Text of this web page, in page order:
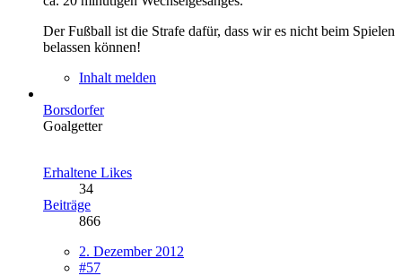
Der Fußball ist die Strafe dafür, dass wir es nicht beim Spielen
belassen können!
Inhalt melden
Borsdorfer
Goalgetter
Erhaltene Likes
34
Beiträge
866
2. Dezember 2012
#57